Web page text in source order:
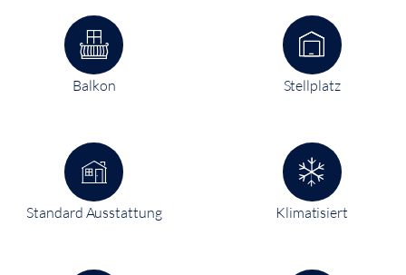
Balkon Stellplatz
Standard Ausstattung Klimatisiert